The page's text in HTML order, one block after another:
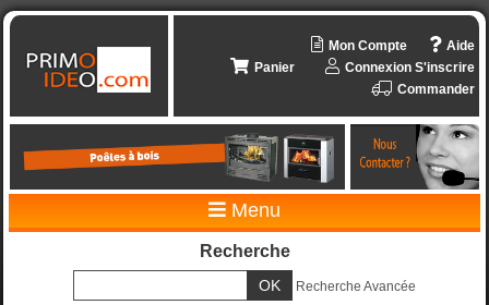
Aide
Mon Compte
Connexion S'inscrire
Panier
Commander
Menu
Recherche
Recherche Avancée